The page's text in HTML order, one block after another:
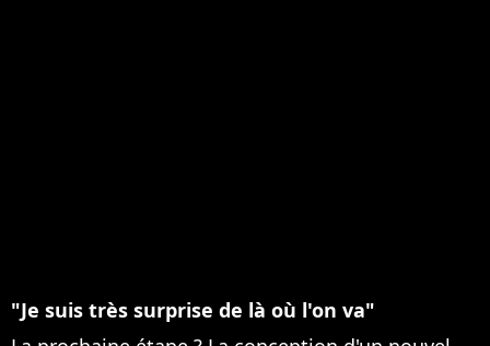
"Je suis très surprise de là où l'on va"